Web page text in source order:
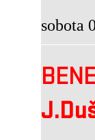
sobota